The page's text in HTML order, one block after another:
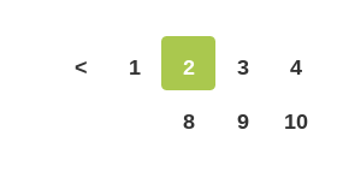
< 1 2 3 4
8 9 10